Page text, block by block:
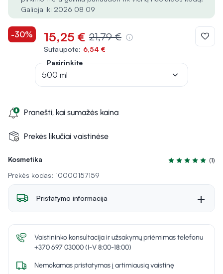
Kosmetika
Įvertinimas 5.0
(1)
Prekės kodas: 10000157159
Galioja iki 2026 08 09
-30% 15,25 € 21,79 €
Sutaupote: 6,54 €
Pranešti, kai sumažės kaina
Prekės likučiai vaistinėse
Pasirinkite
500 ml
Pristatymo informacija
Vaistininko konsultacija ir užsakymų priėmimas telefonu
+370 697 03000 (I-V 8:00-18:00)
Nemokamas pristatymas į artimiausią vaistinę